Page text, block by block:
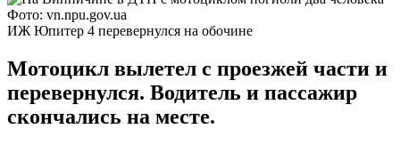
Фото: vn.npu.gov.ua
ИЖ Юпитер 4 перевернулся на обочине
Мотоцикл вылетел с проезжей части и
перевернулся. Водитель и пассажир
скончались на месте.